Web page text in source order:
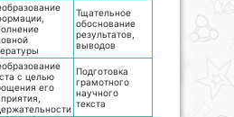
Тщательное
обоснование
результатов,
выводов
с целью
его
Подготовка
грамотного
научного
текста